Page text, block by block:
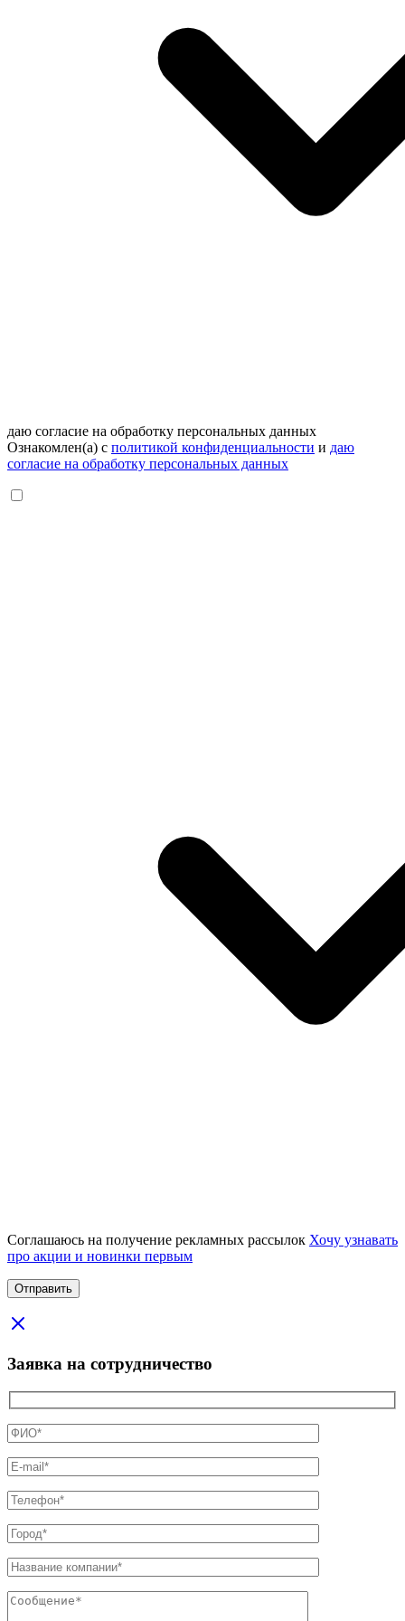
даю согласие на обработку персональных данных
Ознакомлен(а) с политикой конфиденциальности и даю
согласие на обработку персональных данных
Соглашаюсь на получение рекламных рассылок Хочу узнавать
про акции и новинки первым
Заявка на сотрудничество